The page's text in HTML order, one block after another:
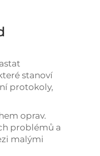
stanoví
protokoly,
oprav.
problémů a
malými